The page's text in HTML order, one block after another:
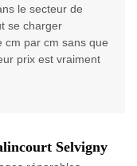
le secteur de
se charger
cm par cm sans que
prix est vraiment
Selvigny